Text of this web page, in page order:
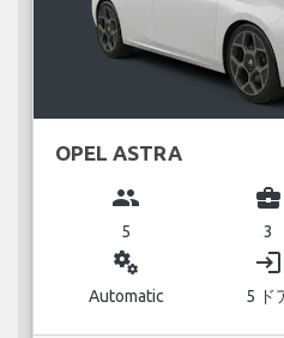
OPEL ASTRA
group
5
business_center
3
miscellaneous_services
Automatic
login
5 ド